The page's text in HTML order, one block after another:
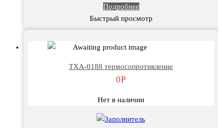
Подробнее
Быстрый просмотр
ТХА-0188 термосопротивление
0Р
Нет в наличии